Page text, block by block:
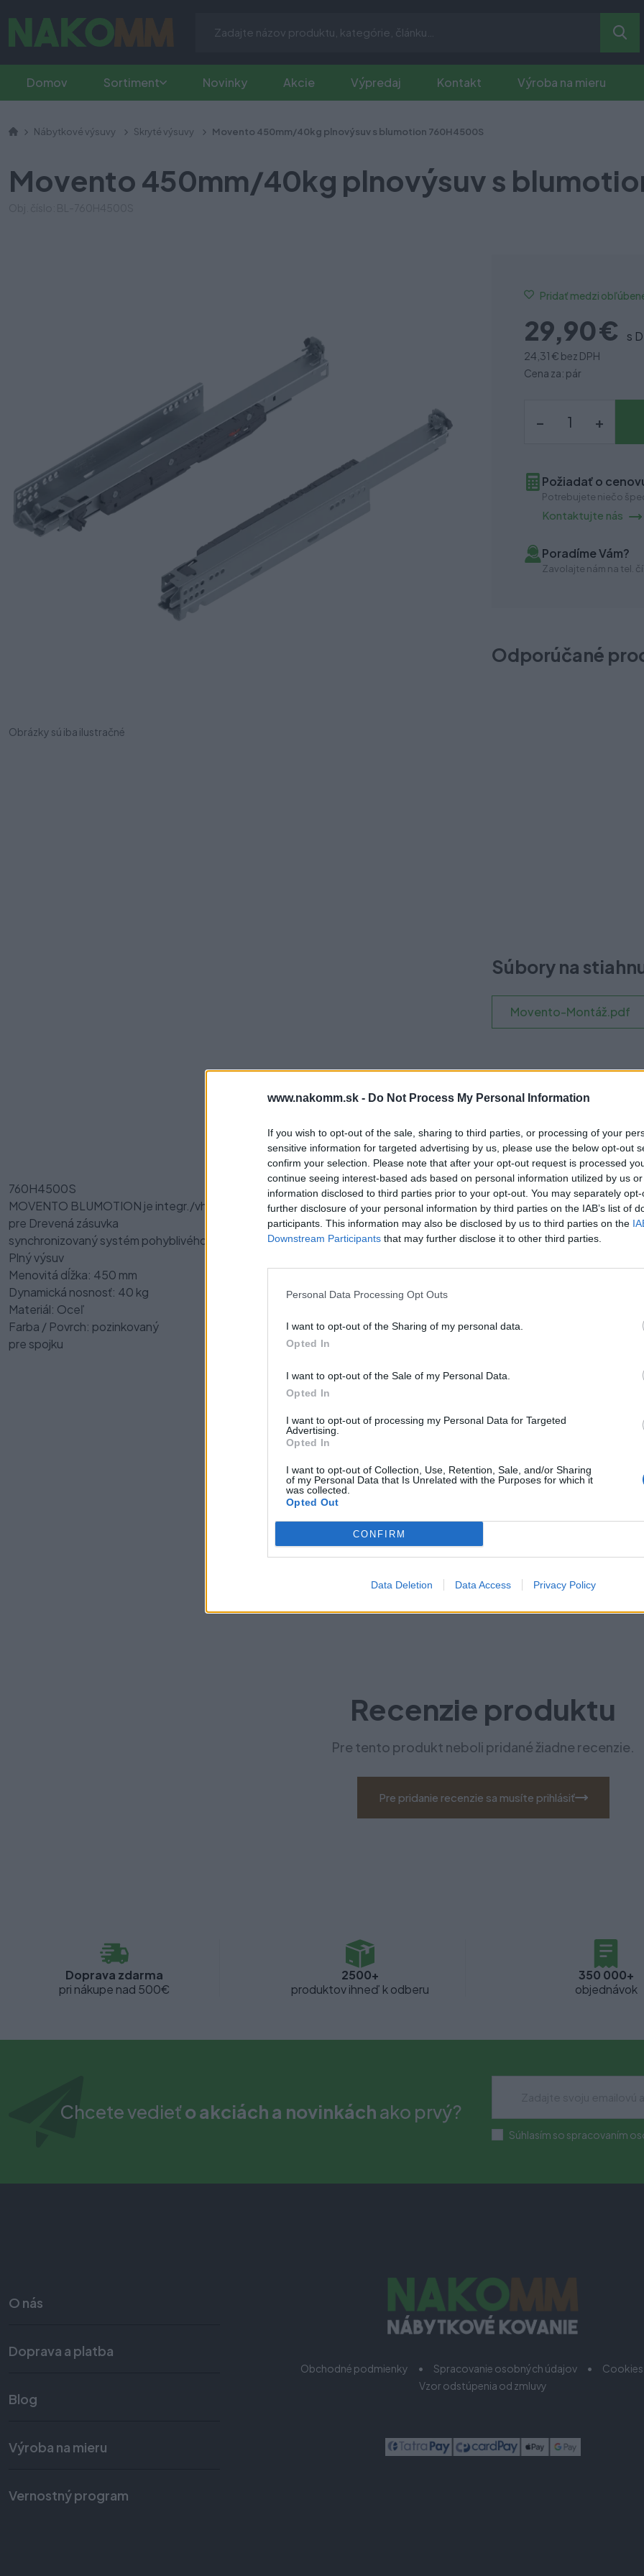
www.nakomm.sk - Do Not Process My Personal Information
If you wish to opt-out of the sale, sharing to third parties, or processing of your
sensitive information for targeted advertising by us, please use the below opt-out
confirm your selection. Please note that after your opt-out request is processed
continue seeing interest-based ads based on personal information utilized by us
information disclosed to third parties prior to your opt-out. You may separately
further disclosure of your personal information by third parties on the IAB’s list of
participants. This information may also be disclosed by us to third parties on the
Downstream Participants that may further disclose it to other third parties.
Personal Data Processing Opt Outs
I want to opt-out of the Sharing of my personal data.
Opted In
I want to opt-out of the Sale of my Personal Data.
Opted In
I want to opt-out of processing my Personal Data for Targeted
Advertising.
Opted In
I want to opt-out of Collection, Use, Retention, Sale, and/or Sharing
of my Personal Data that Is Unrelated with the Purposes for which it
was collected.
Opted Out
CONFIRM
Data Deletion Data Access Privacy Policy
Domov Sortiment Novinky Akcie Výpredaj Kontakt Výroba na mieru
Nábytkové výsuvy Skryté výsuvy Movento 450mm/40kg plnovýsuv s blumotion 760H4500S
Movento 450mm/40kg plnovýsuv s
Obrázky sú iba ilustračné
Pridať medzi
29,90 € s
24,31 € bez DPH
Cena za: pár
– +
Požiadať o
Potrebujete niečo
Kontaktujte nás
Poradíme Vám?
Zavolajte nám na tel.
Odporúčané
Súbory na
Movento-Montáž.pdf
Prečo si vybrať tento
760H4500S
MOVENTO BLUMOTION je integr./vhodné pre TIP-ON BLUMOTION/vhodné pre SERVO-DRIVE
pre Drevená zásuvka
synchronizovaný systém pohyblivého vozíka
Plný výsuv
Menovitá dĺžka: 450 mm
Dynamická nosnosť: 40 kg
Materiál: Oceľ
Farba / Povrch: pozinkovaný
pre spojku
Recenzie produktu
Pre tento produkt neboli pridané žiadne recenzie.
Pre pridanie recenzie sa musíte prihlásiť
Doprava zdarma
pri nákupe nad 500€
2500+
produktov ihneď k odberu
350 000+
objednávok
Chcete vedieťo akciách a novinkáchako prvý?
Súhlasím so spracovaním
O nás
Doprava a platba
Blog
Výroba na mieru
Vernostný program
Obchodné podmienky Spracovanie osobných údajov
Cookies
Vzor odstúpenia od zmluvy